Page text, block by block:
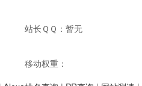
站长ＱＱ：暂无
移动权重：